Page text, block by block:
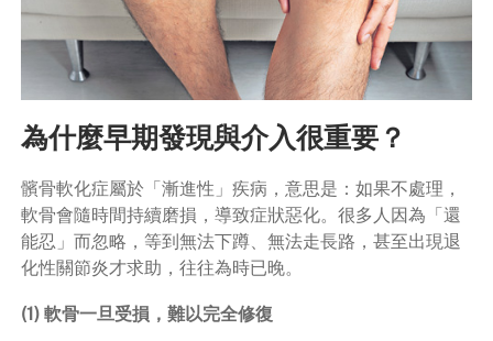
為什麼早期發現與介入很重要？
髕骨軟化症屬於「漸進性」疾病，意思是：如果不處理，
軟骨會隨時間持續磨損，導致症狀惡化。很多人因為「還
能忍」而忽略，等到無法下蹲、無法走長路，甚至出現退
化性關節炎才求助，往往為時已晚。
(1) 軟骨一旦受損，難以完全修復